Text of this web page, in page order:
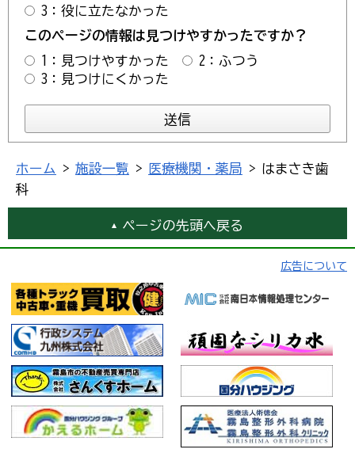
3：役に立たなかった
このページの情報は見つけやすかったですか？
1：見つけやすかった
2：ふつう
3：見つけにくかった
ホーム > 施設一覧 > 医療機関・薬局 > はまさき歯
科
ページの先頭へ戻る
広告について